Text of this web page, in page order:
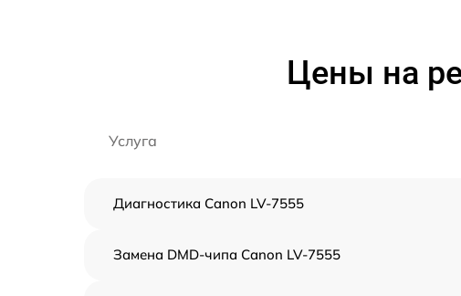
Цены на
Услуга
Диагностика Canon LV-7555
Замена DMD-чипа Canon LV-7555